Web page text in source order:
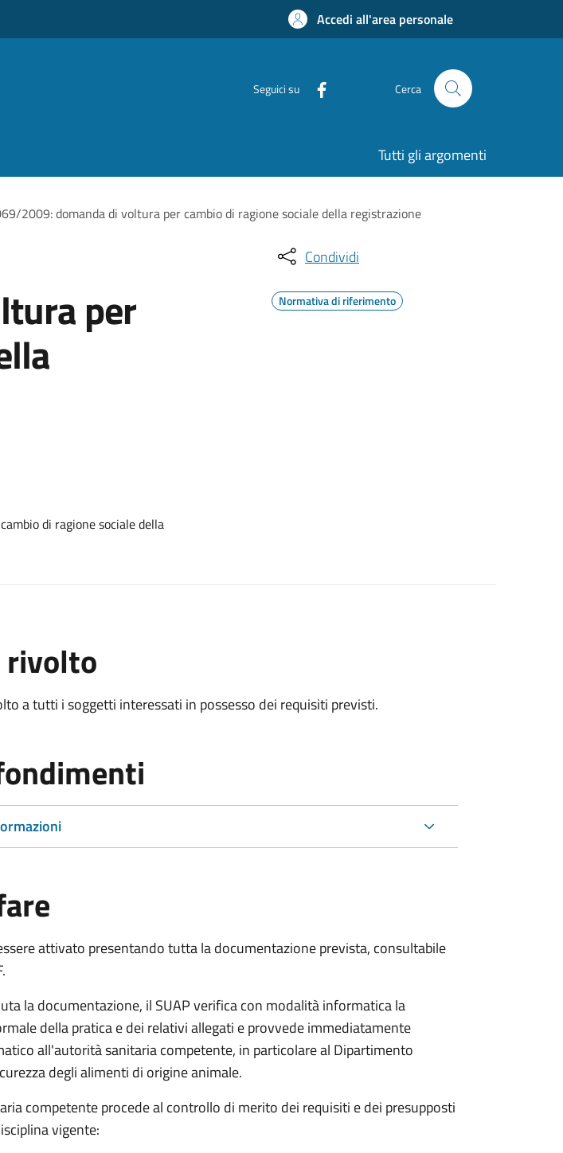
Accedi all'area personale
Seguici su Cerca
Tutti gli argomenti
2009: domanda di voltura per cambio di ragione sociale della registrazione
per
di ragione sociale della
Condividi
Normativa di riferimento
rivolto
a tutti i soggetti interessati in possesso dei requisiti previsti.
attivato presentando tutta la documentazione prevista, consultabile
la documentazione, il SUAP verifica con modalità informatica la
della pratica e dei relativi allegati e provvede immediatamente
all'autorità sanitaria competente, in particolare al Dipartimento
degli alimenti di origine animale.
competente procede al controllo di merito dei requisiti e dei presupposti
vigente: